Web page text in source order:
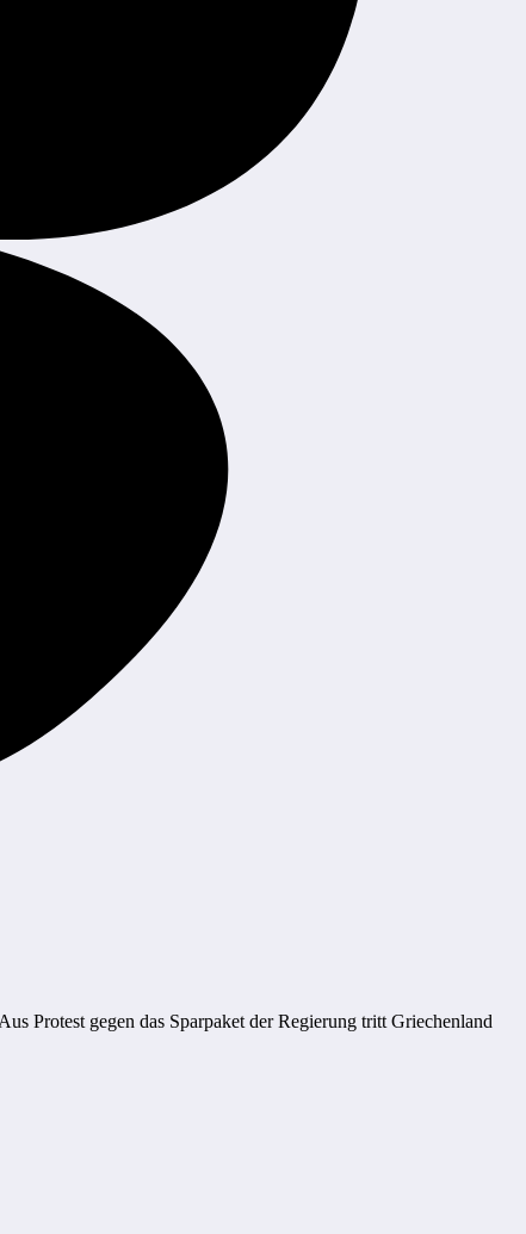
Protest gegen das Sparpaket der Regierung tritt Griechenland